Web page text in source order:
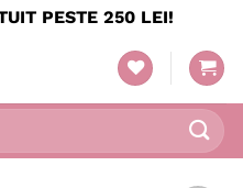
PESTE 250 LEI!